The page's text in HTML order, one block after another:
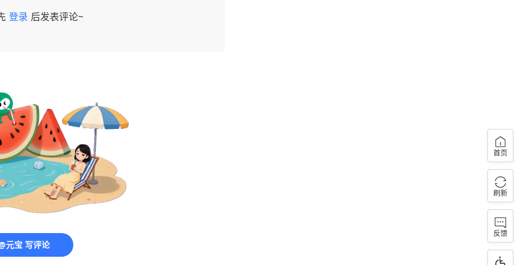
登录 后发表评论~
元宝 写评论
首页
刷新
反馈